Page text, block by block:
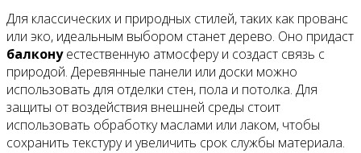
Для классических и природных стилей, таких как прованс
или эко, идеальным выбором станет дерево. Оно придаст
балконуестественную атмосферу и создаст связь с
природой. Деревянные панели или доски можно
использовать для отделки стен, пола и потолка. Для
защиты от воздействия внешней среды стоит
использовать обработку маслами или лаком, чтобы
сохранить текстуру и увеличить срок службы материала.